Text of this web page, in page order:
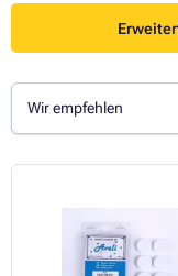
Wir empfehlen